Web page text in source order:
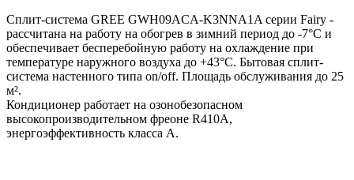
Сплит-система GREE GWH09ACA-K3NNA1A cерии Fairy -
рассчитана на работу на обогрев в зимний период до -7°C и
обеспечивает бесперебойную работу на охлаждение при
температуре наружного воздуха до +43°C. Бытовая сплит-
система настенного типа on/off. Площадь обслуживания до 25
м².
Кондиционер работает на озонобезопасном
высокопроизводительном фреоне R410А,
энергоэффективность класса А.